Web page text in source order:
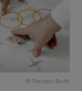
© Theodor Barth